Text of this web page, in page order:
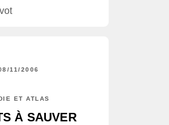
11/2006
ET ATLAS
À SAUVER